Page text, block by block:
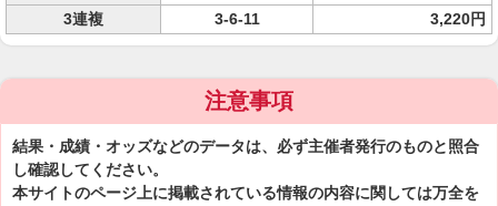
3連複
3-6-11 3,220円
注意事項
結果・成績・オッズなどのデータは、必ず主催者発行のものと照合
し確認してください。
本サイトのページ上に掲載されている情報の内容に関しては万全を